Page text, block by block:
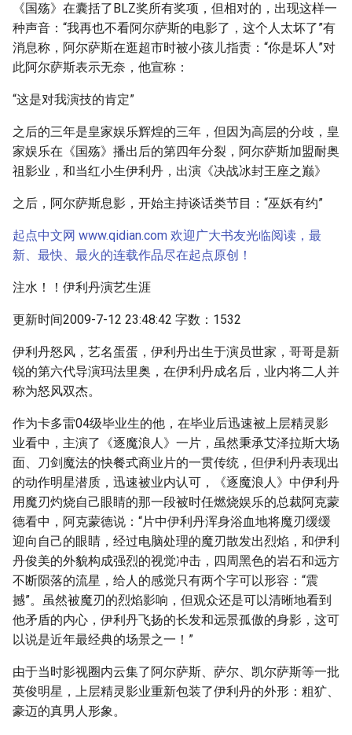
《国殇》在囊括了BLZ奖所有奖项，但相对的，出现这样一
种声音：“我再也不看阿尔萨斯的电影了，这个人太坏了”有
消息称，阿尔萨斯在逛超市时被小孩儿指责：“你是坏人”对
此阿尔萨斯表示无奈，他宣称：
“这是对我演技的肯定”
之后的三年是皇家娱乐辉煌的三年，但因为高层的分歧，皇
家娱乐在《国殇》播出后的第四年分裂，阿尔萨斯加盟耐奥
祖影业，和当红小生伊利丹，出演《决战冰封王座之巅》
之后，阿尔萨斯息影，开始主持谈话类节目：“巫妖有约”
起点中文网 www.qidian.com 欢迎广大书友光临阅读，最
新、最快、最火的连载作品尽在起点原创！
注水！！伊利丹演艺生涯
更新时间2009-7-12 23:48:42 字数：1532
伊利丹怒风，艺名蛋蛋，伊利丹出生于演员世家，哥哥是新
锐的第六代导演玛法里奥，在伊利丹成名后，业内将二人并
称为怒风双杰。
作为卡多雷04级毕业生的他，在毕业后迅速被上层精灵影
业看中，主演了《逐魔浪人》一片，虽然秉承艾泽拉斯大场
面、刀剑魔法的快餐式商业片的一贯传统，但伊利丹表现出
的动作明星潜质，迅速被业内认可，《逐魔浪人》中伊利丹
用魔刃灼烧自己眼睛的那一段被时任燃烧娱乐的总裁阿克蒙
德看中，阿克蒙德说：“片中伊利丹浑身浴血地将魔刃缓缓
迎向自己的眼睛，经过电脑处理的魔刃散发出烈焰，和伊利
丹俊美的外貌构成强烈的视觉冲击，四周黑色的岩石和远方
不断陨落的流星，给人的感觉只有两个字可以形容：“震
撼”。虽然被魔刃的烈焰影响，但观众还是可以清晰地看到
他矛盾的内心，伊利丹飞扬的长发和远景孤傲的身影，这可
以说是近年最经典的场景之一！”
由于当时影视圈内云集了阿尔萨斯、萨尔、凯尔萨斯等一批
英俊明星，上层精灵影业重新包装了伊利丹的外形：粗犷、
豪迈的真男人形象。